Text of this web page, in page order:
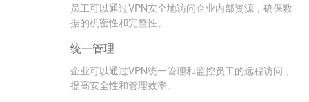
员工可以通过VPN安全地访问企业内部资源，确保数
据的机密性和完整性。
统一管理
企业可以通过VPN统一管理和监控员工的远程访问，
提高安全性和管理效率。